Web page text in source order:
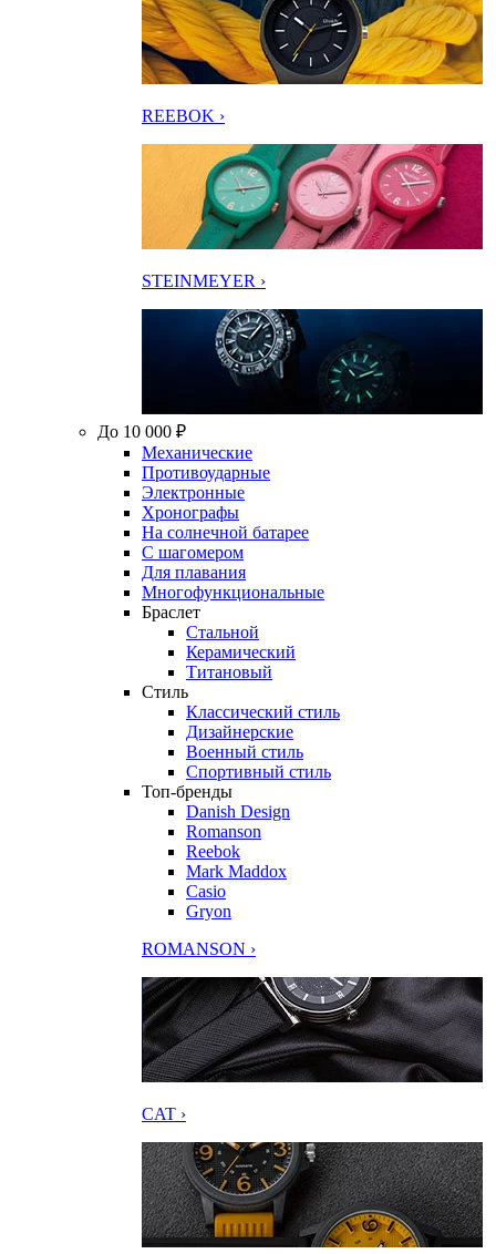
REEBOK ›
STEINMEYER ›
До 10 000 ₽
Механические
Противоударные
Электронные
Хронографы
На солнечной батарее
С шагомером
Для плавания
Многофункциональные
Браслет
Стальной
Керамический
Титановый
Стиль
Классический стиль
Дизайнерские
Военный стиль
Спортивный стиль
Топ-бренды
Danish Design
Romanson
Reebok
Mark Maddox
Casio
Gryon
ROMANSON ›
CAT ›